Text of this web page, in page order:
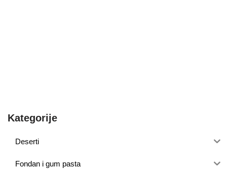
Kategorije
Deserti
Fondan i gum pasta